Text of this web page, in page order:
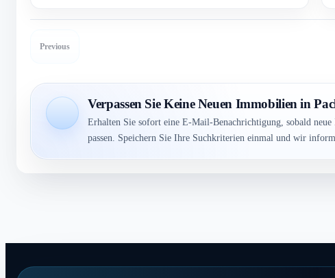
Previous
Verpassen Sie Keine Neuen Immobilien in
Erhalten Sie sofort eine E-Mail-Benachrichtigung, sobald
passen. Speichern Sie Ihre Suchkriterien einmal und wir